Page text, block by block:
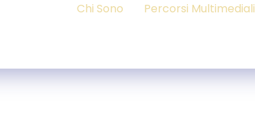
Chi Sono Percorsi Multimediali